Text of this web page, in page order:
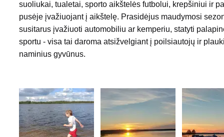
suoliukai, tualetai, sporto aikštelės futbolui, krepšiniui ir
pusėje įvažiuojant į aikštelę. Prasidėjus maudymosi
susitarus įvažiuoti automobiliu ar kemperiu, statyti
sportu - visa tai daroma atsižvelgiant į poilsiautojų ir
naminius gyvūnus.